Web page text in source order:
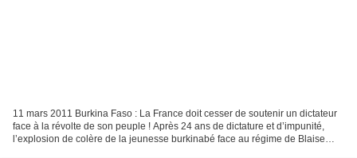
11 mars 2011 Burkina Faso : La France doit cesser de soutenir un dictateur
face à la révolte de son peuple ! Après 24 ans de dictature et d’impunité,
l’explosion de colère de la jeunesse burkinabé face au régime de Blaise